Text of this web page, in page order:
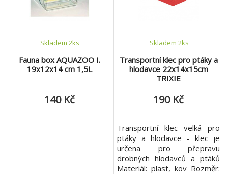
plast Rozměry : 18x12x13cm
Fauna box AQUAZOO I.
19x12x14 cm 1,5L
Skladem 2ks
140 Kč
Transportní klec pro ptáky a
hlodavce 22x14x15cm
TRIXIE
Skladem 2ks
190 Kč
Transportní klec velká pro
ptáky a hlodavce - klec je
určena pro přepravu
drobných hlodavců a ptáků
Materiál: plast, kov Rozměr: